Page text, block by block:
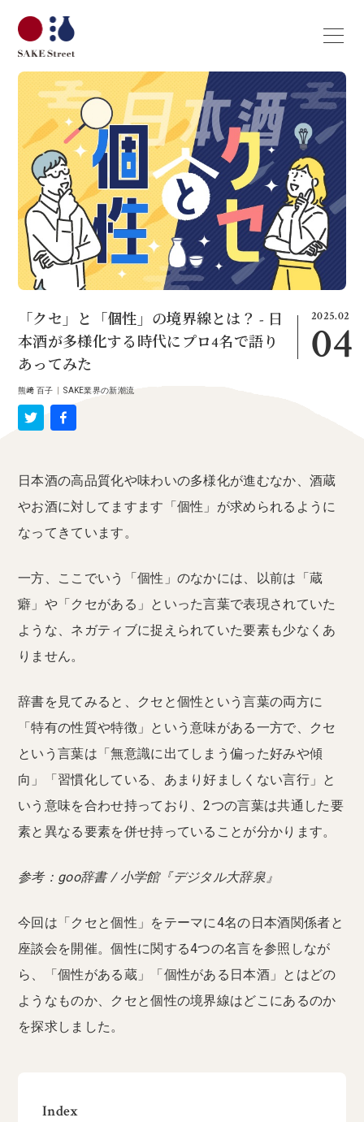
2025.02
04
「クセ」と「個性」の境界線とは？ - 日
本酒が多様化する時代にプロ4名で語り
あってみた
熊﨑 百子 |SAKE業界の新潮流
日本酒の高品質化や味わいの多様化が進むなか、酒蔵
やお酒に対してますます「個性」が求められるように
なってきています。
一方、ここでいう「個性」のなかには、以前は「蔵
癖」や「クセがある」といった言葉で表現されていた
ような、ネガティブに捉えられていた要素も少なくあ
りません。
辞書を見てみると、クセと個性という言葉の両方に
「特有の性質や特徴」という意味がある一方で、クセ
という言葉は「無意識に出てしまう偏った好みや傾
向」「習慣化している、あまり好ましくない言行」と
いう意味を合わせ持っており、2つの言葉は共通した要
素と異なる要素を併せ持っていることが分かります。
参考：goo辞書 / 小学館『デジタル大辞泉』
今回は「クセと個性」をテーマに4名の日本酒関係者と
座談会を開催。個性に関する4つの名言を参照しなが
ら、「個性がある蔵」「個性がある日本酒」とはどの
ようなものか、クセと個性の境界線はどこにあるのか
を探求しました。
Index